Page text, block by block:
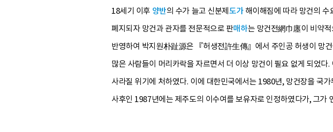
18세기 이후 양반의 수가 늘고 신분제도가해이해짐에 따라 망건의
폐지되자 망건과 관자를 전문적으로 판매하는 망건전網巾廛이 비약
반영하여 박지원朴趾源은 『허생전許生傳』에서 주인공 허생이 망
많은 사람들이 머리카락을 자르면서 더 이상 망건이 필요 없게 되었
사라질 위기에 처하였다. 이에 대한민국에서는 1980년, 망건장을 국
사후인 1987년에는 제주도의 이수여를 보유자로 인정하였다가, 그